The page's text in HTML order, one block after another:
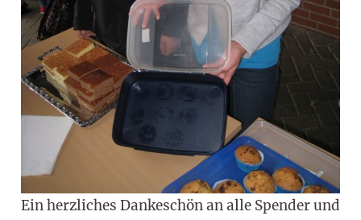
Ein herzliches Dankeschön an alle Spender und